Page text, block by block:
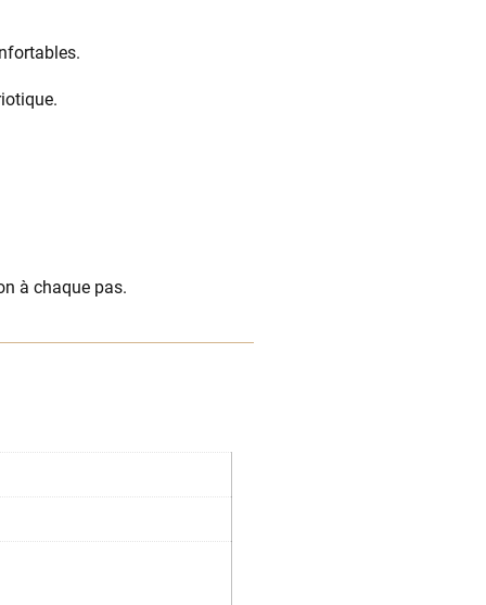
à chaque pas.